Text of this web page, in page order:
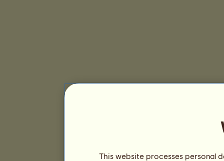
This website processes personal